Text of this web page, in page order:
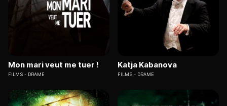
Mon mari veut me tuer !
FILMS DRAME
Katja Kabanova
FILMS DRAME